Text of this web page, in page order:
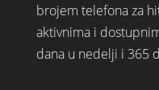
brojem telefona za
aktivnima i
dana u nedelji i 365